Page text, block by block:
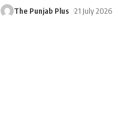
The Punjab Plus 21 July 2026